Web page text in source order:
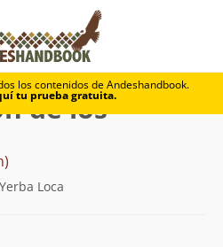
los contenidos de Andeshandbook.
tu prueba gratuita.
Canalón de los Cerdos
de los
Loca